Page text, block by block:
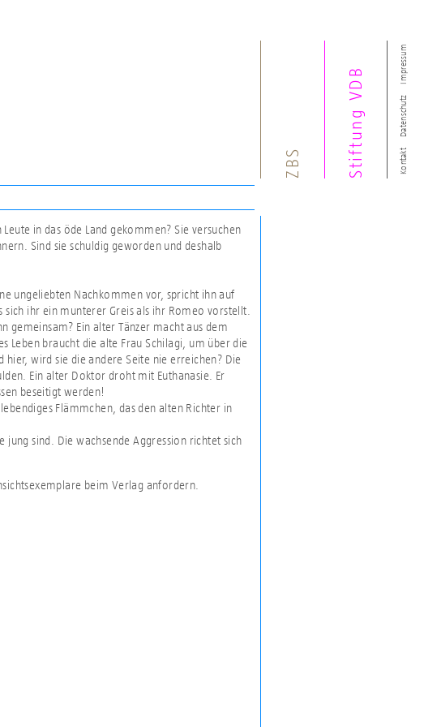
Kontakt
Datenschutz
Impressum
ZBS Stiftung VDB
in das öde Land gekommen? Sie versuchen
Sind sie schuldig geworden und deshalb
ungeliebten Nachkommen vor, spricht ihn auf
ihr ein munterer Greis als ihr Romeo vorstellt.
gemeinsam? Ein alter Tänzer macht aus dem
Leben braucht die alte Frau Schilagi, um über die
hier, wird sie die andere Seite nie erreichen? Die
Ein alter Doktor droht mit Euthanasie. Er
beseitigt werden!
Flämmchen, das den alten Richter in
sind. Die wachsende Aggression richtet sich
beim Verlag anfordern.